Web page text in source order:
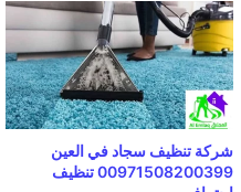
شركة تنظيف سجاد في العين
00971508200399 تنظيف